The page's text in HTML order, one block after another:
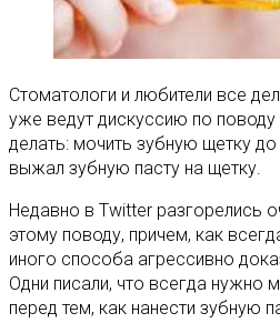
Стоматологи и любители все
уже ведут дискуссию по
делать: мочить зубную щетку до
выжал зубную пасту на щетку.
Недавно в Twitter разгорелись
этому поводу, причем, как
иного способа агрессивно
Одни писали, что всегда нужно
перед тем, как нанести зубную